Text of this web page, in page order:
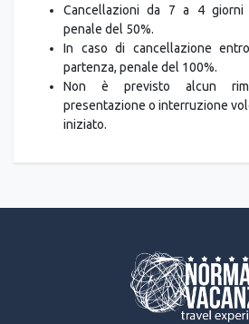
Cancellazioni da 7 a 4 giorni
penale del 50%.
In caso di cancellazione
partenza, penale del 100%.
Non è previsto alcun
presentazione o interruzione
iniziato.